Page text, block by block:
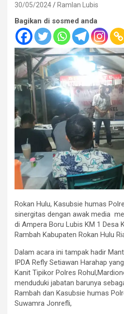
30/05/2024 Ramlan Lubis
Bagikan di sosmed anda
Rokan Hulu, Kasubsie humas
sinergitas dengan awak media
di Ampera Boru Lubis KM 1 Desa
Rambah Kabupaten Rokan Hulu
Dalam acara ini tampak hadir
IPDA Refly Setiawan Harahap
Kanit Tipikor Polres
menduduki jabatan barunya
Rambah dan Kasubsie humas
Suwamra Jonrefli,